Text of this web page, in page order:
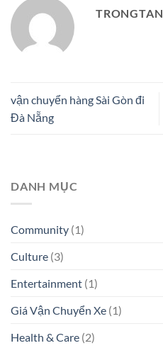
TRONGTAN
vận chuyển hàng Sài Gòn đi
Đà Nẵng
DANH MỤC
Community (1)
Culture (3)
Entertainment (1)
Giá Vận Chuyển Xe (1)
Health & Care (2)